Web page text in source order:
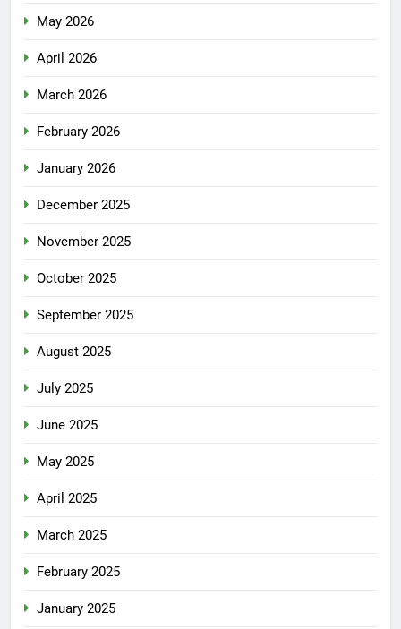
May 2026
April 2026
March 2026
February 2026
January 2026
December 2025
November 2025
October 2025
September 2025
August 2025
July 2025
June 2025
May 2025
April 2025
March 2025
February 2025
January 2025